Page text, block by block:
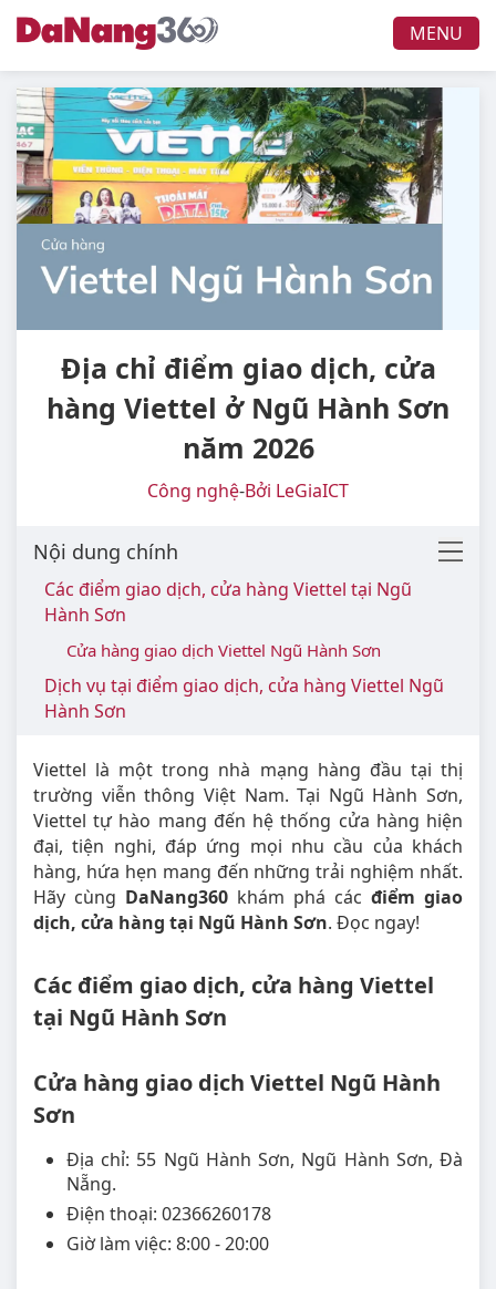
MENU
Địa chỉ điểm giao dịch, cửa
hàng Viettel ở Ngũ Hành Sơn
năm 2026
Công nghệ-Bởi LeGiaICT
Nội dung chính
Các điểm giao dịch, cửa hàng Viettel tại Ngũ
Hành Sơn
Cửa hàng giao dịch Viettel Ngũ Hành Sơn
Dịch vụ tại điểm giao dịch, cửa hàng Viettel Ngũ
Hành Sơn
Viettel là một trong nhà mạng hàng đầu tại thị
trường viễn thông Việt Nam. Tại Ngũ Hành Sơn,
Viettel tự hào mang đến hệ thống cửa hàng hiện
đại, tiện nghi, đáp ứng mọi nhu cầu của khách
hàng, hứa hẹn mang đến những trải nghiệm nhất.
Hãy cùng DaNang360 khám phá các điểm giao
dịch, cửa hàng tại Ngũ Hành Sơn. Đọc ngay!
Các điểm giao dịch, cửa hàng Viettel
tại Ngũ Hành Sơn
Cửa hàng giao dịch Viettel Ngũ Hành
Sơn
Địa chỉ: 55 Ngũ Hành Sơn, Ngũ Hành Sơn, Đà
Nẵng.
Điện thoại: 02366260178
Giờ làm việc: 8:00 - 20:00